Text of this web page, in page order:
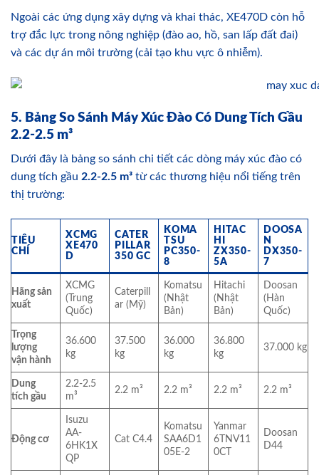
Ngoài các ứng dụng xây dựng và khai thác, XE470D còn hỗ
trợ đắc lực trong nông nghiệp (đào ao, hồ, san lấp đất đai)
và các dự án môi trường (cải tạo khu vực ô nhiễm).
5. Bảng So Sánh Máy Xúc Đào Có Dung Tích Gầu
2.2-2.5 m³
Dưới đây là bảng so sánh chi tiết các dòng máy xúc đào có
dung tích gầu 2.2-2.5 m³ từ các thương hiệu nổi tiếng trên
thị trường:
TIÊU
CHÍ
XCMG
XE470
D
CATER
PILLAR
350 GC
KOMA
TSU
PC350-
8
HITAC
HI
ZX350-
5A
DOOSA
N
DX350-
7
Hãng sản
xuất
XCMG
(Trung
Quốc)
Caterpill
ar (Mỹ)
Komatsu
(Nhật
Bản)
Hitachi
(Nhật
Bản)
Doosan
(Hàn
Quốc)
Trọng
lượng
vận hành
36.600
kg
37.500
kg
36.000
kg
36.800
kg
37.000 kg
Dung
tích gầu
2.2-2.5
m³
2.2 m³ 2.2 m³ 2.2 m³ 2.2 m³
Động cơ
Isuzu
AA-
6HK1X
QP
Cat C4.4
Komatsu
SAA6D1
05E-2
Yanmar
6TNV11
0CT
Doosan
D44